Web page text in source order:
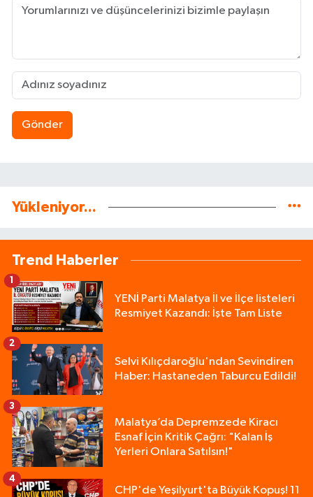
Gönder
Yükleniyor...
Trend Haberler
YENİ Parti Malatya İl ve İlçe listeleri
Resmiyet Kazandı: İşte Tam Liste
1
Selvi Kılıçdaroğlu'ndan Sevindiren
Haber: Hastaneden Taburcu Edildi!
2
Malatya’da Depremzede Kiracı
Esnaf İçin Kritik Çağrı: "Kalan İş
Yerleri Onlara Satılsın!"
3
CHP'de Yeşilyurt'ta Büyük Kopuş! 11
4